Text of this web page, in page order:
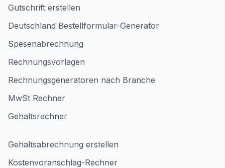
Gutschrift erstellen
Deutschland Bestellformular-Generator
Spesenabrechnung
Rechnungsvorlagen
Rechnungsgeneratoren nach Branche
MwSt Rechner
Gehaltsrechner
Gehaltsabrechnung erstellen
Kostenvoranschlag-Rechner